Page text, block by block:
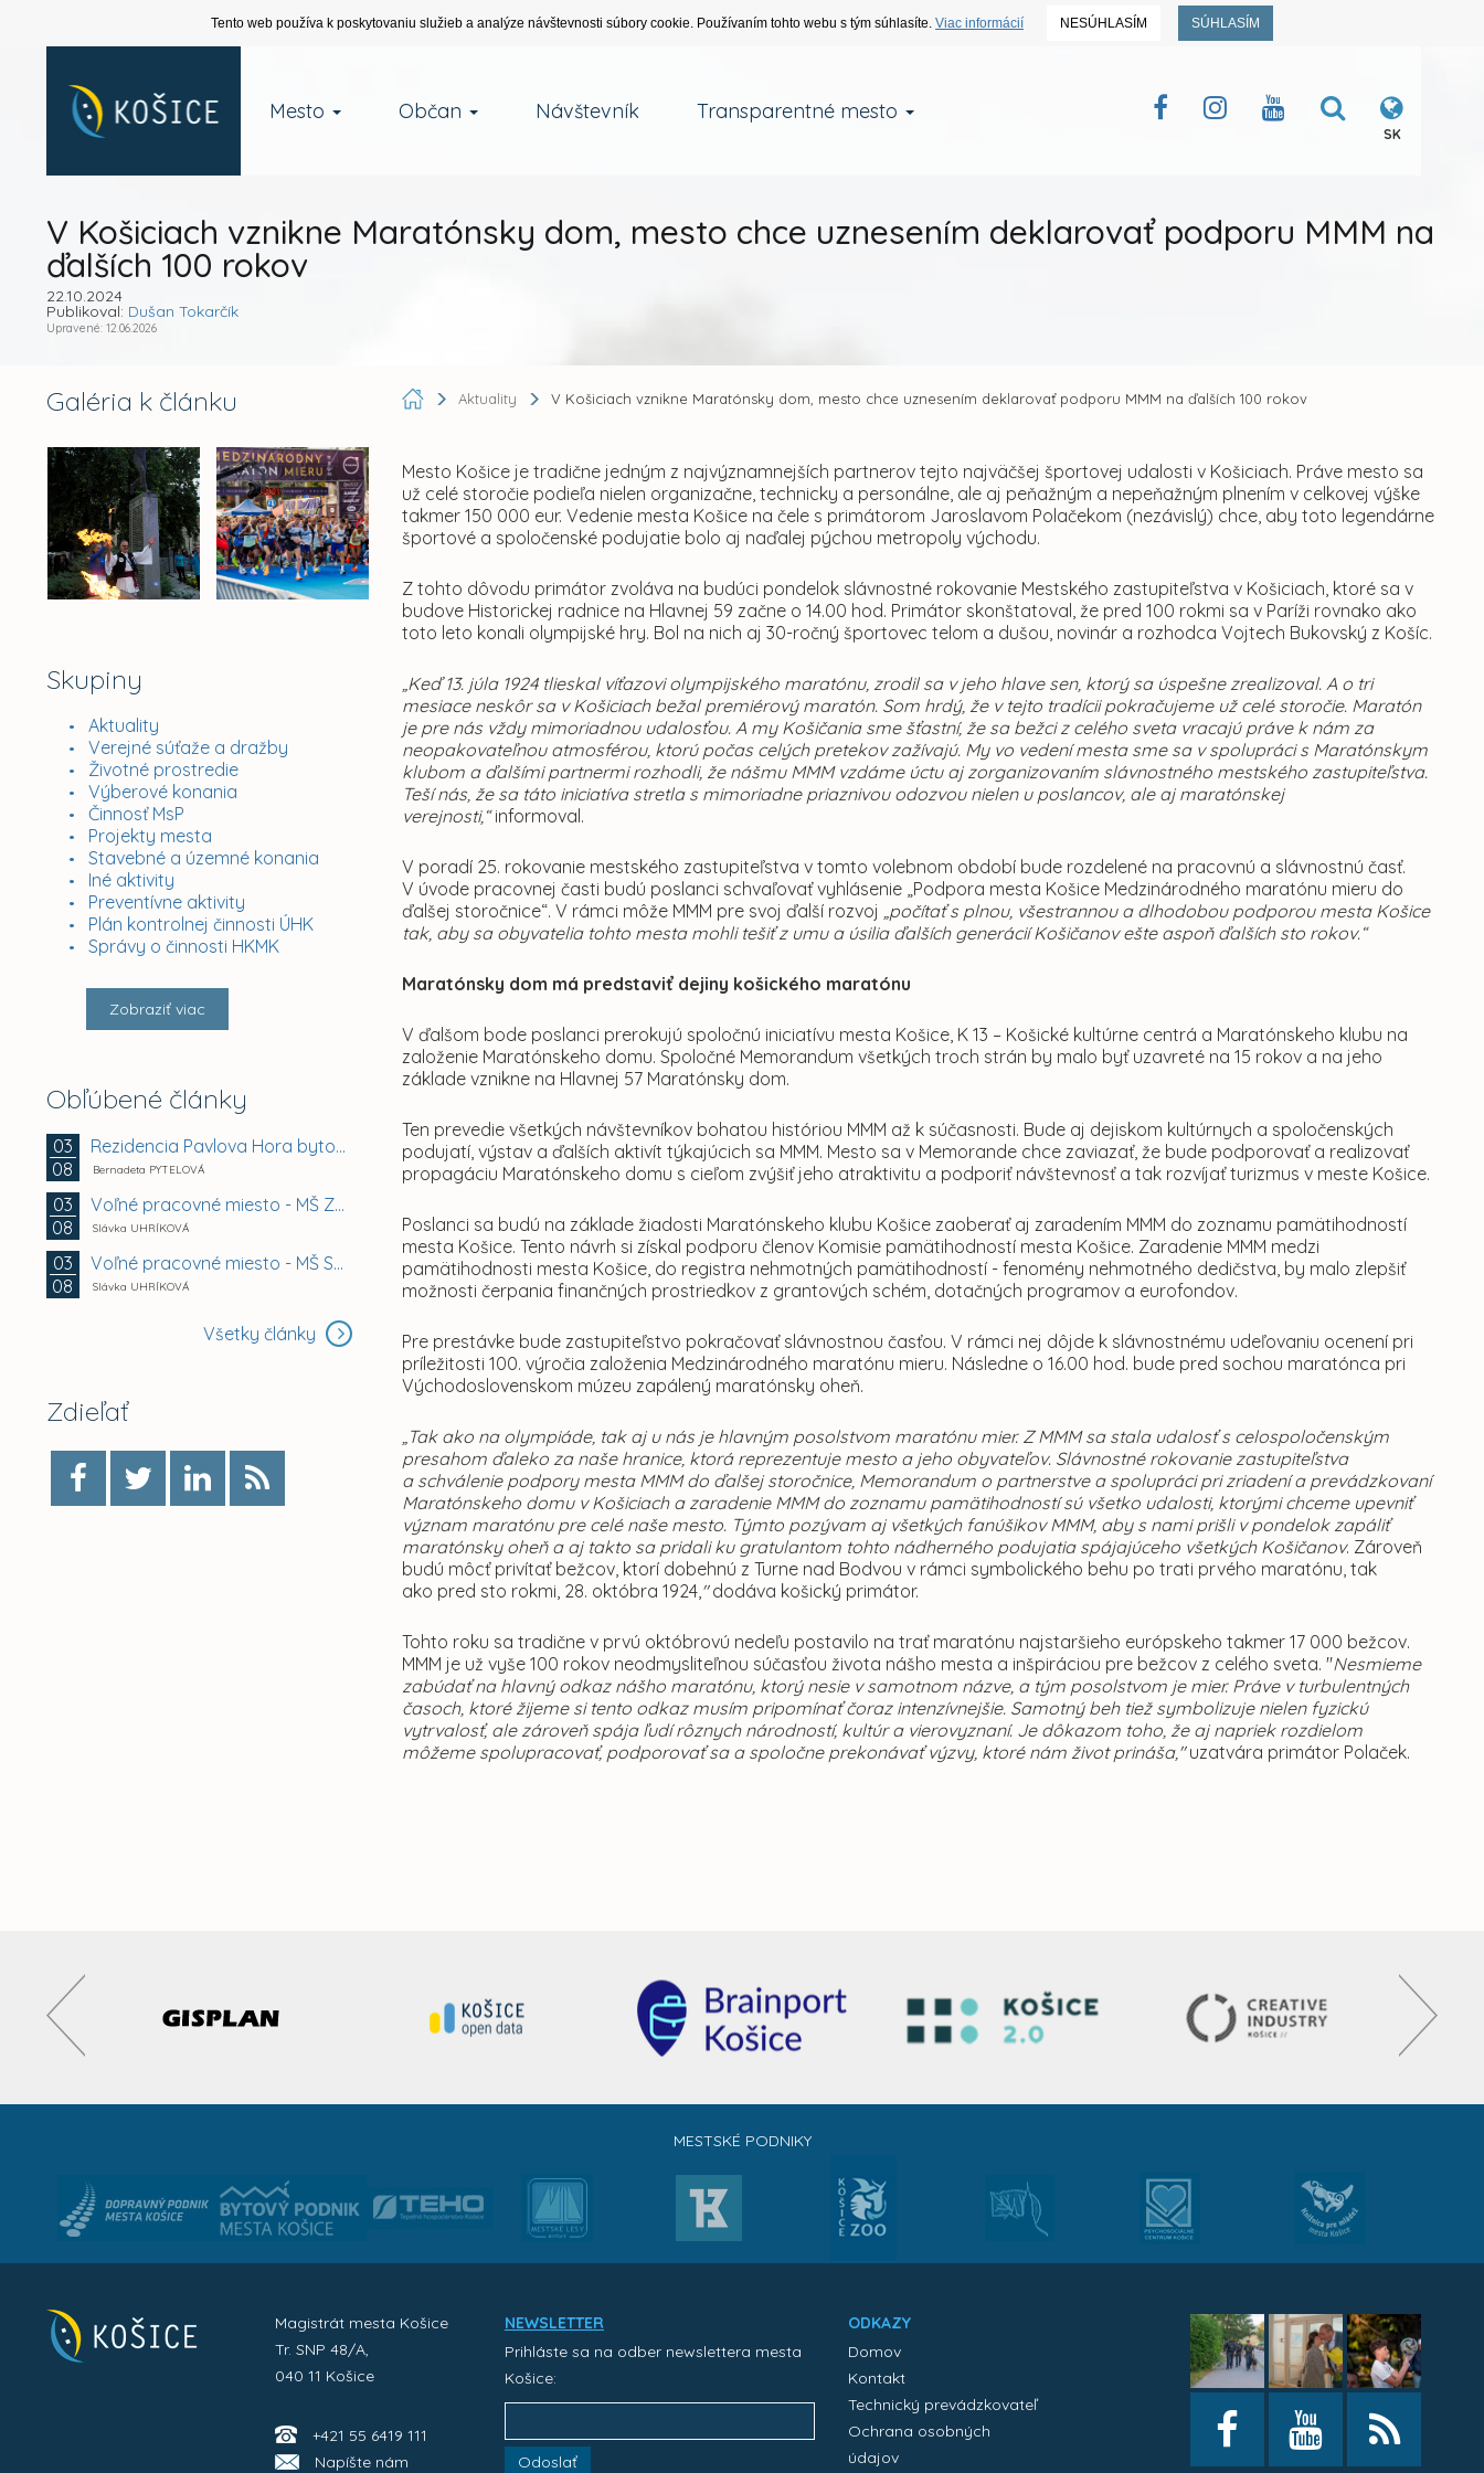
Tento web používa k poskytovaniu služieb a analýze návštevnosti súbory cookie. Používaním tohto webu s tým súhlasíte. Viac informácií NESÚHLASÍM SÚHLASÍM
Mesto Občan Návštevník Transparentné mesto
SK
V Košiciach vznikne Maratónsky dom, mesto chce uznesením deklarovať podporu MMM na
ďalších 100 rokov
22.10.2024
Publikoval: Dušan Tokarčík
Upravené: 12.06.2026
Galéria k článku
Skupiny
Aktuality
Verejné súťaže a dražby
Životné prostredie
Výberové konania
Činnosť MsP
Projekty mesta
Stavebné a územné konania
Iné aktivity
Preventívne aktivity
Plán kontrolnej činnosti ÚHK
Správy o činnosti HKMK
Zobraziť viac
Obľúbené články
03
08
Rezidencia Pavlova Hora bytový dom A + B +...
Bernadeta PYTELOVÁ
03
08
Voľné pracovné miesto - MŠ Zuzkin park 2, Košice -...
Slávka UHRÍKOVÁ
03
08
Voľné pracovné miesto - MŠ Smetanova 11, Košice -...
Slávka UHRÍKOVÁ
Všetky články
Zdieľať
Aktuality V Košiciach vznikne Maratónsky dom, mesto chce uznesením deklarovať podporu MMM na ďalších 100 rokov
Mesto Košice je tradične jedným z najvýznamnejších partnerov tejto najväčšej športovej udalosti v Košiciach. Práve mesto sa
už celé storočie podieľa nielen organizačne, technicky a personálne, ale aj peňažným a nepeňažným plnením v celkovej výške
takmer 150 000 eur. Vedenie mesta Košice na čele s primátorom Jaroslavom Polačekom (nezávislý) chce, aby toto legendárne
športové a spoločenské podujatie bolo aj naďalej pýchou metropoly východu.
Z tohto dôvodu primátor zvoláva na budúci pondelok slávnostné rokovanie Mestského zastupiteľstva v Košiciach, ktoré sa v
budove Historickej radnice na Hlavnej 59 začne o 14.00 hod. Primátor skonštatoval, že pred 100 rokmi sa v Paríži rovnako ako
toto leto konali olympijské hry. Bol na nich aj 30-ročný športovec telom a dušou, novinár a rozhodca Vojtech Bukovský z Košíc.
„Keď 13. júla 1924 tlieskal víťazovi olympijského maratónu, zrodil sa v jeho hlave sen, ktorý sa úspešne zrealizoval. A o tri
mesiace neskôr sa v Košiciach bežal premiérový maratón. Som hrdý, že v tejto tradícii pokračujeme už celé storočie. Maratón
je pre nás vždy mimoriadnou udalosťou. A my Košičania sme šťastní, že sa bežci z celého sveta vracajú práve k nám za
neopakovateľnou atmosférou, ktorú počas celých pretekov zažívajú. My vo vedení mesta sme sa v spolupráci s Maratónskym
klubom a ďalšími partnermi rozhodli, že nášmu MMM vzdáme úctu aj zorganizovaním slávnostného mestského zastupiteľstva.
Teší nás, že sa táto iniciatíva stretla s mimoriadne priaznivou odozvou nielen u poslancov, ale aj maratónskej
verejnosti,“informoval.
V poradí 25. rokovanie mestského zastupiteľstva v tomto volebnom období bude rozdelené na pracovnú a slávnostnú časť.
V úvode pracovnej časti budú poslanci schvaľovať vyhlásenie „Podpora mesta Košice Medzinárodného maratónu mieru do
ďalšej storočnice“. V rámci môže MMM pre svoj ďalší rozvoj„počítať s plnou, všestrannou a dlhodobou podporou mesta Košice
tak, aby sa obyvatelia tohto mesta mohli tešiť z umu a úsilia ďalších generácií Košičanov ešte aspoň ďalších sto rokov.“
Maratónsky dom má predstaviť dejiny košického maratónu
V ďalšom bode poslanci prerokujú spoločnú iniciatívu mesta Košice, K 13 – Košické kultúrne centrá a Maratónskeho klubu na
založenie Maratónskeho domu. Spoločné Memorandum všetkých troch strán by malo byť uzavreté na 15 rokov a na jeho
základe vznikne na Hlavnej 57 Maratónsky dom.
Ten prevedie všetkých návštevníkov bohatou históriou MMM až k súčasnosti. Bude aj dejiskom kultúrnych a spoločenských
podujatí, výstav a ďalších aktivít týkajúcich sa MMM. Mesto sa v Memorande chce zaviazať, že bude podporovať a realizovať
propagáciu Maratónskeho domu s cieľom zvýšiť jeho atraktivitu a podporiť návštevnosť a tak rozvíjať turizmus v meste Košice.
Poslanci sa budú na základe žiadosti Maratónskeho klubu Košice zaoberať aj zaradením MMM do zoznamu pamätihodností
mesta Košice. Tento návrh si získal podporu členov Komisie pamätihodností mesta Košice. Zaradenie MMM medzi
pamätihodnosti mesta Košice, do registra nehmotných pamätihodností - fenomény nehmotného dedičstva, by malo zlepšiť
možnosti čerpania finančných prostriedkov z grantových schém, dotačných programov a eurofondov.
Pre prestávke bude zastupiteľstvo pokračovať slávnostnou časťou. V rámci nej dôjde k slávnostnému udeľovaniu ocenení pri
príležitosti 100. výročia založenia Medzinárodného maratónu mieru. Následne o 16.00 hod. bude pred sochou maratónca pri
Východoslovenskom múzeu zapálený maratónsky oheň.
„Tak ako na olympiáde, tak aj u nás je hlavným posolstvom maratónu mier. Z MMM sa stala udalosť s celospoločenským
presahom ďaleko za naše hranice, ktorá reprezentuje mesto a jeho obyvateľov. Slávnostné rokovanie zastupiteľstva
a schválenie podpory mesta MMM do ďalšej storočnice, Memorandum o partnerstve a spolupráci pri zriadení a prevádzkovaní
Maratónskeho domu v Košiciach a zaradenie MMM do zoznamu pamätihodností sú všetko udalosti, ktorými chceme upevniť
význam maratónu pre celé naše mesto. Týmto pozývam aj všetkých fanúšikov MMM, aby s nami prišli v pondelok zapáliť
maratónsky oheň a aj takto sa pridali ku gratulantom tohto nádherného podujatia spájajúceho všetkých Košičanov. Zároveň
budú môcť privítať bežcov, ktorí dobehnú z Turne nad Bodvou v rámci symbolického behu po trati prvého maratónu, tak
ako pred sto rokmi, 28. októbra 1924,"dodáva košický primátor.
Tohto roku sa tradične v prvú októbrovú nedeľu postavilo na trať maratónu najstaršieho európskeho takmer 17 000 bežcov.
MMM je už vyše 100 rokov neodmysliteľnou súčasťou života nášho mesta a inšpiráciou pre bežcov z celého sveta. "Nesmieme
zabúdať na hlavný odkaz nášho maratónu, ktorý nesie v samotnom názve, a tým posolstvom je mier. Práve v turbulentných
časoch, ktoré žijeme si tento odkaz musím pripomínať čoraz intenzívnejšie. Samotný beh tiež symbolizuje nielen fyzickú
vytrvalosť, ale zároveň spája ľudí rôznych národností, kultúr a vierovyznaní. Je dôkazom toho, že aj napriek rozdielom
môžeme spolupracovať, podporovať sa a spoločne prekonávať výzvy, ktoré nám život prináša,"uzatvára primátor Polaček.
MESTSKÉ PODNIKY
Magistrát mesta Košice
Tr. SNP 48/A,
040 11 Košice
+421 55 6419 111
Napíšte nám
NEWSLETTER
Prihláste sa na odber newslettera mesta
Košice:
Odoslať
ODKAZY
Domov
Kontakt
Technický prevádzkovateľ
Ochrana osobných
údajov